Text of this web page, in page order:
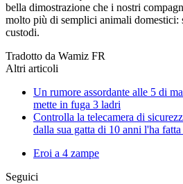
bella dimostrazione che i nostri
molto più di semplici animali domestici:
custodi.
Tradotto da Wamiz FR
Altri articoli
Un rumore assordante alle 5 di
mette in fuga 3 ladri
Controlla la telecamera di
dalla sua gatta di 10 anni l'ha
Eroi a 4 zampe
Seguici